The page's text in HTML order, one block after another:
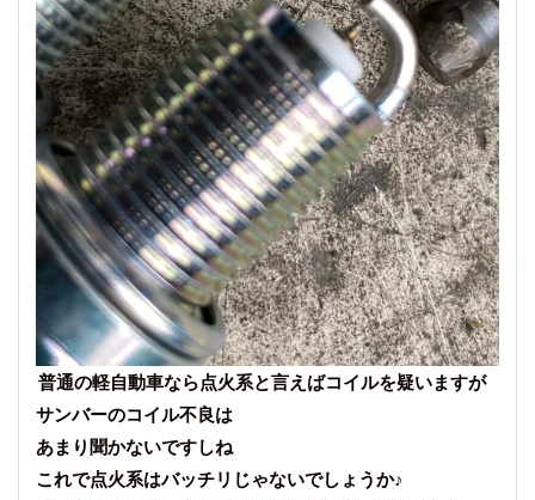
普通の軽自動車なら点火系と言えばコイルを疑いますが
サンバーのコイル不良は
あまり聞かないですしね
これで点火系はバッチリじゃないでしょうか♪